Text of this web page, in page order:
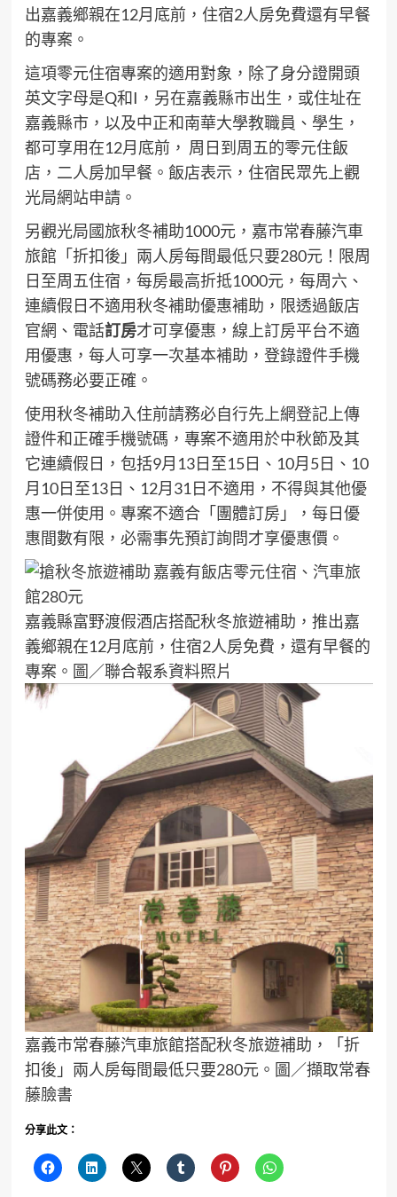
出嘉義鄉親在12月底前，住宿2人房免費還有早餐
的專案。
這項零元住宿專案的適用對象，除了身分證開頭
英文字母是Q和I，另在嘉義縣市出生，或住址在
嘉義縣市，以及中正和南華大學教職員、學生，
都可享用在12月底前， 周日到周五的零元住飯
店，二人房加早餐。飯店表示，住宿民眾先上觀
光局網站申請。
另觀光局國旅秋冬補助1000元，嘉市常春藤汽車
旅館「折扣後」兩人房每間最低只要280元！限周
日至周五住宿，每房最高折抵1000元，每周六、
連續假日不適用秋冬補助優惠補助，限透過飯店
官網、電話訂房才可享優惠，線上訂房平台不適
用優惠，每人可享一次基本補助，登錄證件手機
號碼務必要正確。
使用秋冬補助入住前請務必自行先上網登記上傳
證件和正確手機號碼，專案不適用於中秋節及其
它連續假日，包括9月13日至15日、10月5日、10
月10日至13日、12月31日不適用，不得與其他優
惠一併使用。專案不適合「團體訂房」，每日優
惠間數有限，必需事先預訂詢問才享優惠價。
嘉義縣富野渡假酒店搭配秋冬旅遊補助，推出嘉
義鄉親在12月底前，住宿2人房免費，還有早餐的
專案。圖／聯合報系資料照片
嘉義市常春藤汽車旅館搭配秋冬旅遊補助，「折
扣後」兩人房每間最低只要280元。圖／擷取常春
藤臉書
分享此文：